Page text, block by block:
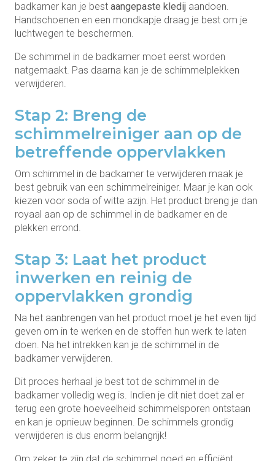
badkamer kan je best aangepaste kledij aandoen.
Handschoenen en een mondkapje draag je best om je
luchtwegen te beschermen.
De schimmel in de badkamer moet eerst worden
natgemaakt. Pas daarna kan je de schimmelplekken
verwijderen.
Stap 2: Breng de
schimmelreiniger aan op de
betreffende oppervlakken
Om schimmel in de badkamer te verwijderen maak je
best gebruik van een schimmelreiniger. Maar je kan ook
kiezen voor soda of witte azijn. Het product breng je dan
royaal aan op de schimmel in de badkamer en de
plekken errond.
Stap 3: Laat het product
inwerken en reinig de
oppervlakken grondig
Na het aanbrengen van het product moet je het even tijd
geven om in te werken en de stoffen hun werk te laten
doen. Na het intrekken kan je de schimmel in de
badkamer verwijderen.
Dit proces herhaal je best tot de schimmel in de
badkamer volledig weg is. Indien je dit niet doet zal er
terug een grote hoeveelheid schimmelsporen ontstaan
en kan je opnieuw beginnen. De schimmels grondig
verwijderen is dus enorm belangrijk!